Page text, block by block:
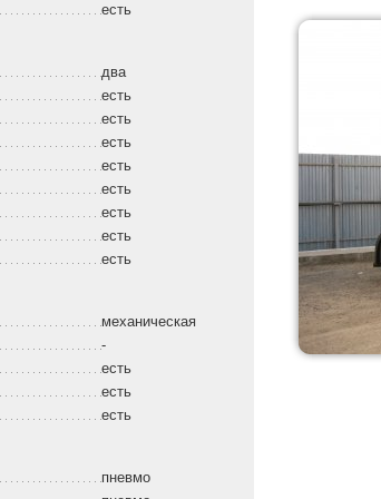
есть
два
есть
есть
есть
есть
есть
есть
есть
есть
механическая
-
есть
есть
есть
пневмо